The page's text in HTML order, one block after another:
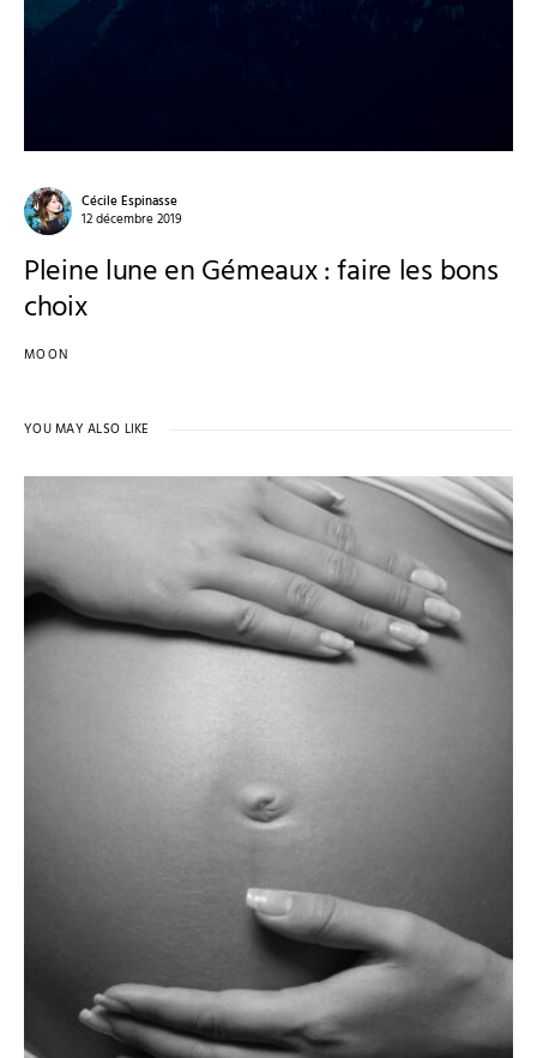
Cécile Espinasse
12 décembre 2019
Pleine lune en Gémeaux : faire les bons
choix
MOON
YOU MAY ALSO LIKE